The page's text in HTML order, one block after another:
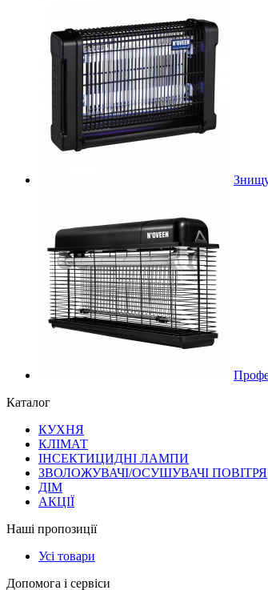
Каталог
КУХНЯ
КЛІМАТ
ІНСЕКТИЦИДНІ ЛАМПИ
ЗВОЛОЖУВАЧІ/ОСУШУВАЧІ ПОВІТРЯ
ДІМ
АКЦІЇ
Наші пропозиції
Усі товари
Допомога і сервіси